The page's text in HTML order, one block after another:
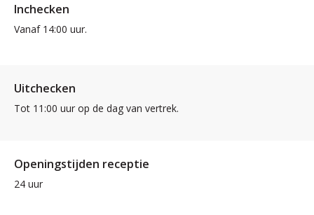
Inchecken
Vanaf 14:00 uur.
Uitchecken
Tot 11:00 uur op de dag van vertrek.
Openingstijden receptie
24 uur